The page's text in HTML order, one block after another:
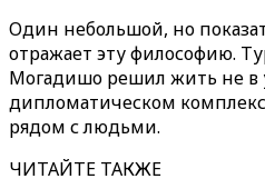
Один небольшой, но
отражает эту философию.
Могадишо решил жить не в
дипломатическом
рядом с людьми.
ЧИТАЙТЕ ТАКЖЕ